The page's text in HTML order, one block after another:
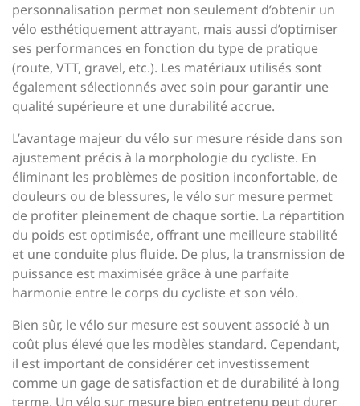
personnalisation permet non seulement d’obtenir un
vélo esthétiquement attrayant, mais aussi d’optimiser
ses performances en fonction du type de pratique
(route, VTT, gravel, etc.). Les matériaux utilisés sont
également sélectionnés avec soin pour garantir une
qualité supérieure et une durabilité accrue.
L’avantage majeur du vélo sur mesure réside dans son
ajustement précis à la morphologie du cycliste. En
éliminant les problèmes de position inconfortable, de
douleurs ou de blessures, le vélo sur mesure permet
de profiter pleinement de chaque sortie. La répartition
du poids est optimisée, offrant une meilleure stabilité
et une conduite plus fluide. De plus, la transmission de
puissance est maximisée grâce à une parfaite
harmonie entre le corps du cycliste et son vélo.
Bien sûr, le vélo sur mesure est souvent associé à un
coût plus élevé que les modèles standard. Cependant,
il est important de considérer cet investissement
comme un gage de satisfaction et de durabilité à long
terme. Un vélo sur mesure bien entretenu peut durer